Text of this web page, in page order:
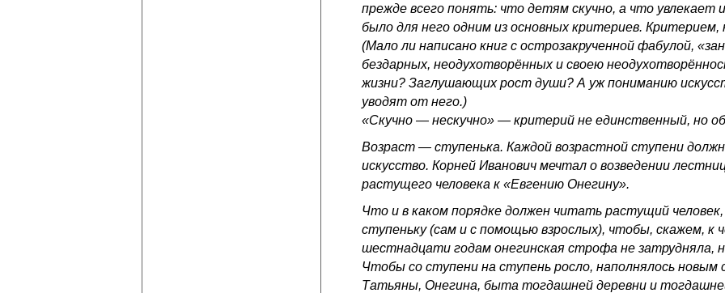
прежде всего понять: что детям скучно, а что
было для него одним из основных критериев. Критерием,
(Мало ли написано книг с острозакрученной фабулой,
бездарных, неодухотворённых и своею
жизни? Заглушающих рост души? А уж пониманию
уводят от него.)
«Скучно — нескучно» — критерий не единственный, но
Возраст — ступенька. Каждой возрастной ступени
искусство. Корней Иванович мечтал о возведении
растущего человека к «Евгению Онегину».
Что и в каком порядке должен читать растущий человек,
ступеньку (сам и с помощью взрослых), чтобы, скажем,
шестнадцати годам онегинская строфа не затрудняла,
Чтобы со ступени на ступень росло, наполнялось новым
Татьяны, Онегина, быта тогдашней деревни и